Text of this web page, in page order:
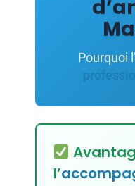
Pourquoi l’
l’